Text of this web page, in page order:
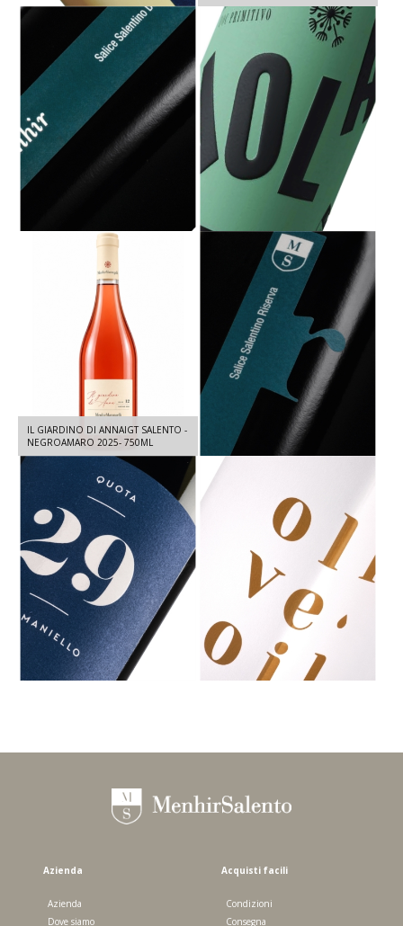
VOLA DOC TERRA D'OTRANTO -
IL GIARDINO DI ANNAIGT SALENTO -
NEGROAMARO 2025- 750ML
MENHIR SALICE SALENTINO DOC
RISERVA - NEGROAMARO 2021 - 750
QUOTA 29 - SUSUMANIELLO IGT
SALENTO - SUSUMANIELLO 2024 -
ASTUCCIO SINGOLO OLIO 500 ML
Azienda
Azienda
Dove siamo
Acquisti facili
Condizioni
Consegna